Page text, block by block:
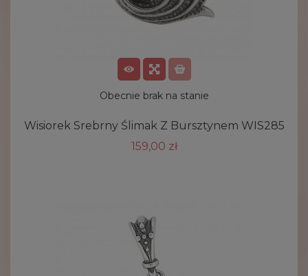
Obecnie brak na stanie
Wisiorek Srebrny Ślimak Z Bursztynem WIS285
159,00 zł